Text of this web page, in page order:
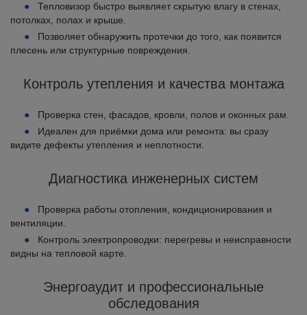
Тепловизор быстро выявляет скрытую влагу в стенах,
потолках, полах и крыше.
Позволяет обнаружить протечки до того, как появится
плесень или структурные повреждения.
Контроль утепления и качества монтажа
Проверка стен, фасадов, кровли, полов и оконных рам.
Идеален для приёмки дома или ремонта: вы сразу
видите дефекты утепления и неплотности.
Диагностика инженерных систем
Проверка работы отопления, кондиционирования и
вентиляции.
Контроль электропроводки: перегревы и неисправности
видны на тепловой карте.
Энергоаудит и профессиональные
обследования